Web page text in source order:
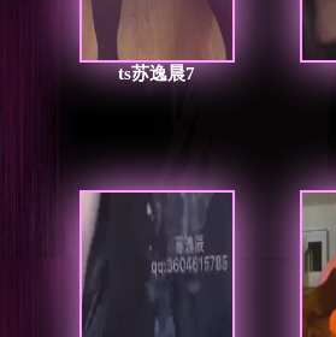
ts苏逸晨7